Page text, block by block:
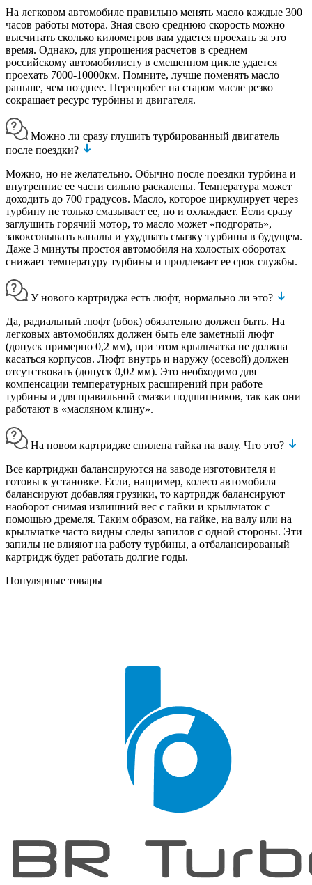
На легковом автомобиле правильно менять масло каждые 300
часов работы мотора. Зная свою среднюю скорость можно
высчитать сколько километров вам удается проехать за это
время. Однако, для упрощения расчетов в среднем
российскому автомобилисту в смешенном цикле удается
проехать 7000-10000км. Помните, лучше поменять масло
раньше, чем позднее. Перепробег на старом масле резко
сокращает ресурс турбины и двигателя.
Можно ли сразу глушить турбированный двигатель
после поездки?
Можно, но не желательно. Обычно после поездки турбина и
внутренние ее части сильно раскалены. Температура может
доходить до 700 градусов. Масло, которое циркулирует через
турбину не только смазывает ее, но и охлаждает. Если сразу
заглушить горячий мотор, то масло может «подгорать»,
закоксовывать каналы и ухудшать смазку турбины в будущем.
Даже 3 минуты простоя автомобиля на холостых оборотах
снижает температуру турбины и продлевает ее срок службы.
У нового картриджа есть люфт, нормально ли это?
Да, радиальный люфт (вбок) обязательно должен быть. На
легковых автомобилях должен быть еле заметный люфт
(допуск примерно 0,2 мм), при этом крыльчатка не должна
касаться корпусов. Люфт внутрь и наружу (осевой) должен
отсутствовать (допуск 0,02 мм). Это необходимо для
компенсации температурных расширений при работе
турбины и для правильной смазки подшипников, так как они
работают в «масляном клину».
На новом картридже спилена гайка на валу. Что это?
Все картриджи балансируются на заводе изготовителя и
готовы к установке. Если, например, колесо автомобиля
балансируют добавляя грузики, то картридж балансируют
наоборот снимая излишний вес с гайки и крыльчаток с
помощью дремеля. Таким образом, на гайке, на валу или на
крыльчатке часто видны следы запилов с одной стороны. Эти
запилы не влияют на работу турбины, а отбалансированый
картридж будет работать долгие годы.
Популярные товары